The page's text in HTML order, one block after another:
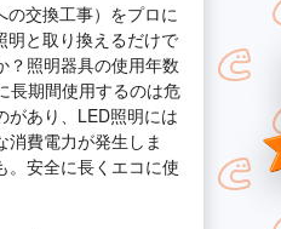
交換工事）をプロに
明と取り換えるだけで
？照明器具の使用年数
長期間使用するのは危
があり、LED照明には
費電力が発生しま
。安全に長くエコに使